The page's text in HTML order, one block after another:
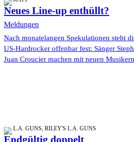
Neues Line-up enthüllt?
Meldungen
Nach monatelangen Spekulationen steht
US-Hardrocker offenbar fest: Sänger
Juan Croucier machen mit neuen
L.A. GUNS, RILEY'S L.A. GUNS